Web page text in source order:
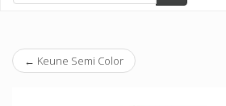
← Keune Semi Color